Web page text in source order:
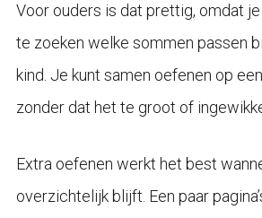
Voor ouders is dat prettig, omdat
te zoeken welke sommen passen
kind. Je kunt samen oefenen op
zonder dat het te groot of
Extra oefenen werkt het best
overzichtelijk blijft. Een paar